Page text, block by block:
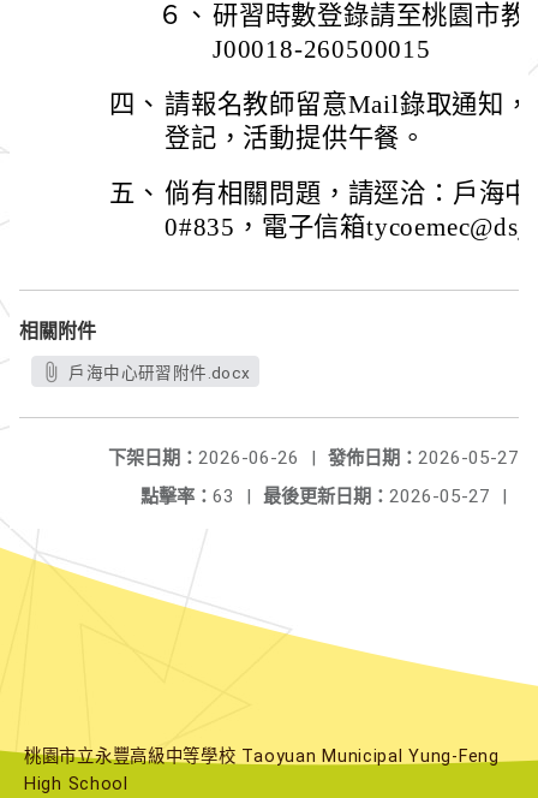
６、 研習時數登錄請至桃園市
J00018-260500015
四、 請報名教師留意Mail錄取通知
登記，活動提供午餐。
五、 倘有相關問題，請逕洽：戶海
0#835，電子信箱
相關附件
戶海中心研習附件.docx
發佈日期： 2026-05-27
下架日期： 2026-06-26
|
最後更新日期： 2026-05-27 |
點擊率： 63 |
桃園市立永豐高級中等學校 Taoyuan Municipal Yung-Feng
High School